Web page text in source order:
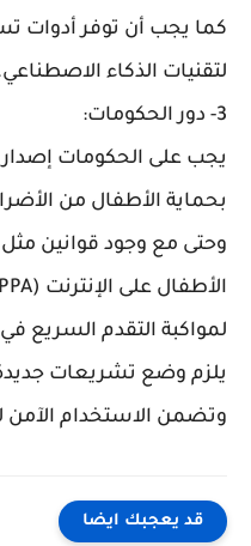
كما يجب أن توفر أدوات
لتقنيات الذكاء
3- دور الحكومات:
يجب على الحكومات
بحماية الأطفال من
وحتى مع وجود قوانين
لمواكبة التقدم السريع
يلزم وضع تشريعات
وتضمن الاستخدام الآمن
قد يعجبك ايضا